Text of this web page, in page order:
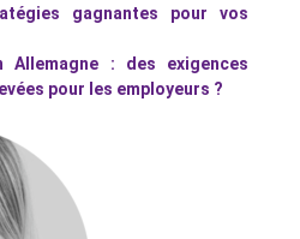
gagnantes pour vos
Allemagne : des exigences
pour les employeurs ?